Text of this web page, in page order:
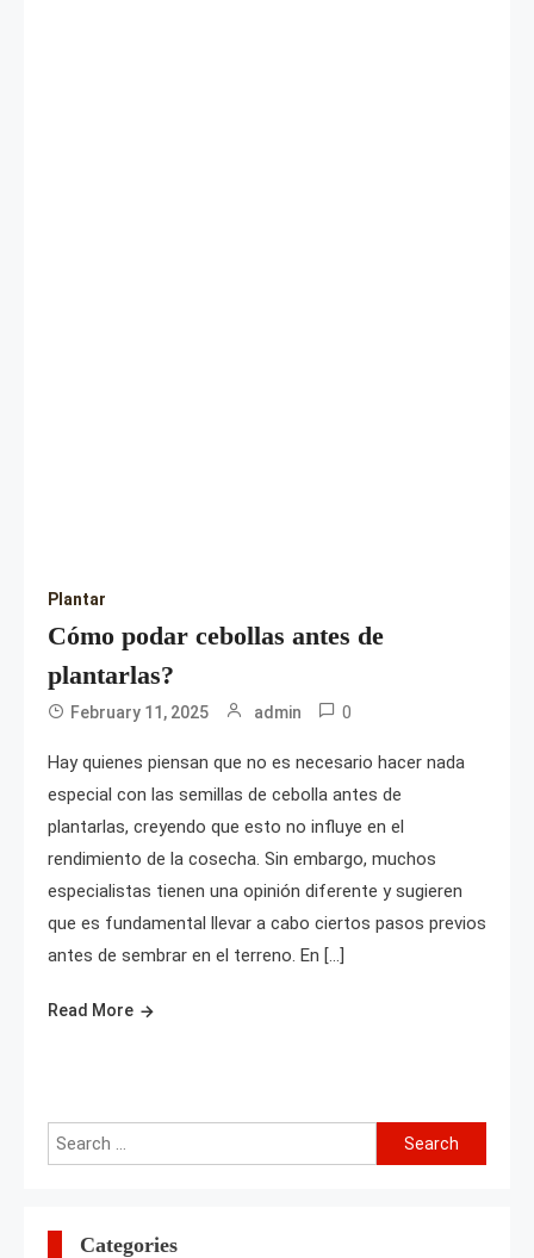
Plantar
Cómo podar cebollas antes de
plantarlas?
February 11, 2025 admin 0
Hay quienes piensan que no es necesario hacer nada
especial con las semillas de cebolla antes de
plantarlas, creyendo que esto no influye en el
rendimiento de la cosecha. Sin embargo, muchos
especialistas tienen una opinión diferente y sugieren
que es fundamental llevar a cabo ciertos pasos previos
antes de sembrar en el terreno. En […]
Read More
Search
for:
Categories